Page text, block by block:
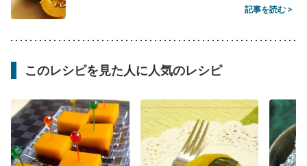
記事を読む >
このレシピを見た人に人気のレシピ